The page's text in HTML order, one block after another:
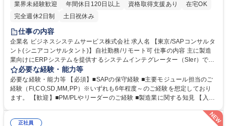
業界未経験歓迎
年間休日120日以上 資格取得支援あり
在宅OK
完全週休2日制
土日祝休み
仕事の内容
企業名 ビジネスシステムサービス株式会社 求人名 【東京/SAPコンサルタ
ント(シニアコンサルタント)】自社勤務/リモート可 仕事の内容 主に製造
業向けにERPシステムを提供するシステムインテグレーター（SIer）であ
る当社にて、SAP導入企業様向けアプリケーション保守サービス（AMS）
の案件管理者をお任せします。 【業務詳細】■顧客折衝 ■課題方針決定 ■
進捗、工数、メンバー管理 ■工数見積もり ■品質管理、レビュー ■その他
案件担当にかかる業務(インシデント対応、障害対応、システム調査、エ
必要な経験・能力等
必要な経験・能力等 【必須】■SAPの保守経験 ■主要モジュール担当のご
経験（FI,CO,SD,MM,PP）※いずれも6年程度～のご経験を想定しており
ます。 【歓迎】■PM/PLやリーダーのご経験 ■製造業に関する知見 【入社
ジメントへ業務を移していく予定です。(既に業務理解が深い方は初めか
正社員